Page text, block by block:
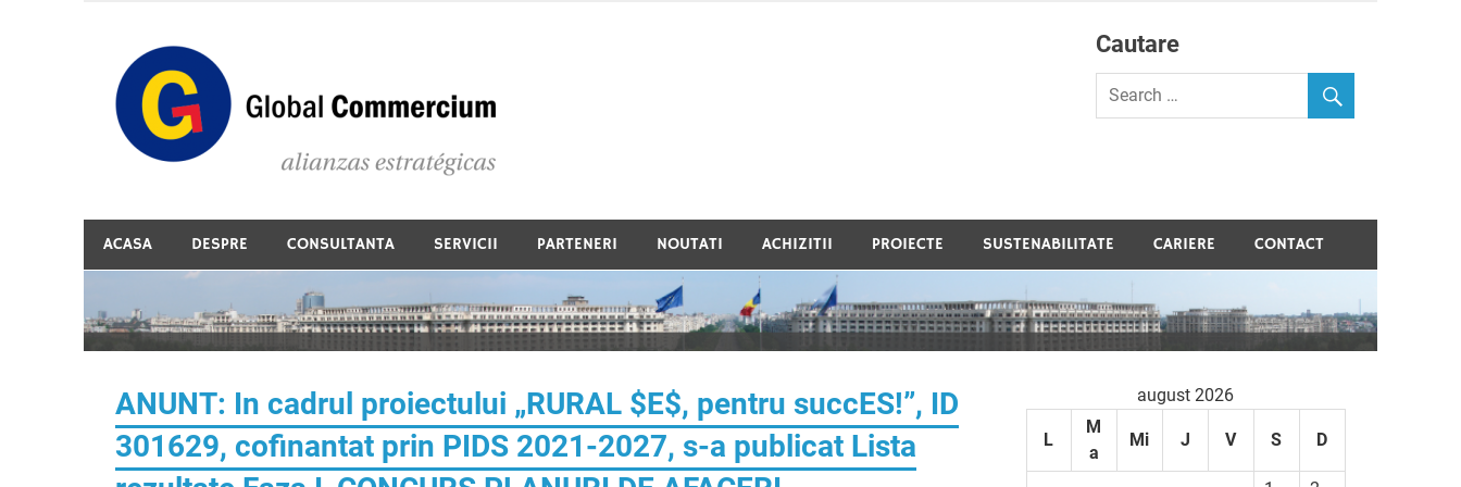
content
Global Commercium Development
Cautare
ACASA DESPRE CONSULTANTA SERVICII PARTENERI NOUTATI ACHIZITII PROIECTE SUSTENABILITATE CARIERE CONTACT
ANUNT: In cadrul proiectului „RURAL $E$, pentru succES!”, ID
301629, cofinantat prin PIDS 2021-2027, s-a publicat Lista
august 2026
L
M
a
Mi J V S D